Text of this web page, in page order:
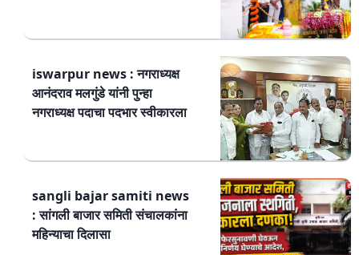
iswarpur news : नगराध्यक्ष
आनंदराव मलगुंडे यांनी पुन्हा
नगराध्यक्ष पदाचा पदभार स्वीकारला
sangli bajar samiti news
: सांगली बाजार समिती संचालकांना
महिन्याचा दिलासा